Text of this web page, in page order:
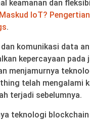
keamanan dan
IoT?
.
komunikasi data
kepercayaan pada
menjamurnya
telah mengalami
terjadi sebelumnya.
teknologi